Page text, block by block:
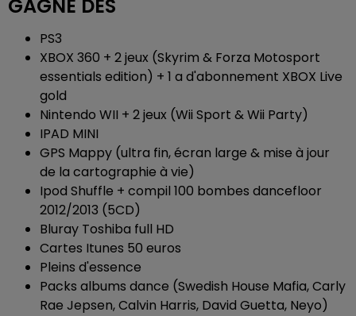
GAGNE DES
PS3
XBOX 360 + 2 jeux (Skyrim & Forza Motosport
essentials edition) + 1 a d'abonnement XBOX Live
gold
Nintendo WII + 2 jeux (Wii Sport & Wii Party)
IPAD MINI
GPS Mappy (ultra fin, écran large & mise à jour
de la cartographie à vie)
Ipod Shuffle + compil 100 bombes dancefloor
2012/2013 (5CD)
Bluray Toshiba full HD
Cartes Itunes 50 euros
Pleins d'essence
Packs albums dance (Swedish House Mafia, Carly
Rae Jepsen, Calvin Harris, David Guetta, Neyo)